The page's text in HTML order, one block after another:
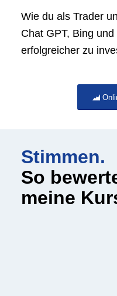
Wie du als Trader
Chat GPT, Bing
erfolgreicher zu
Stimmen.
So
meine